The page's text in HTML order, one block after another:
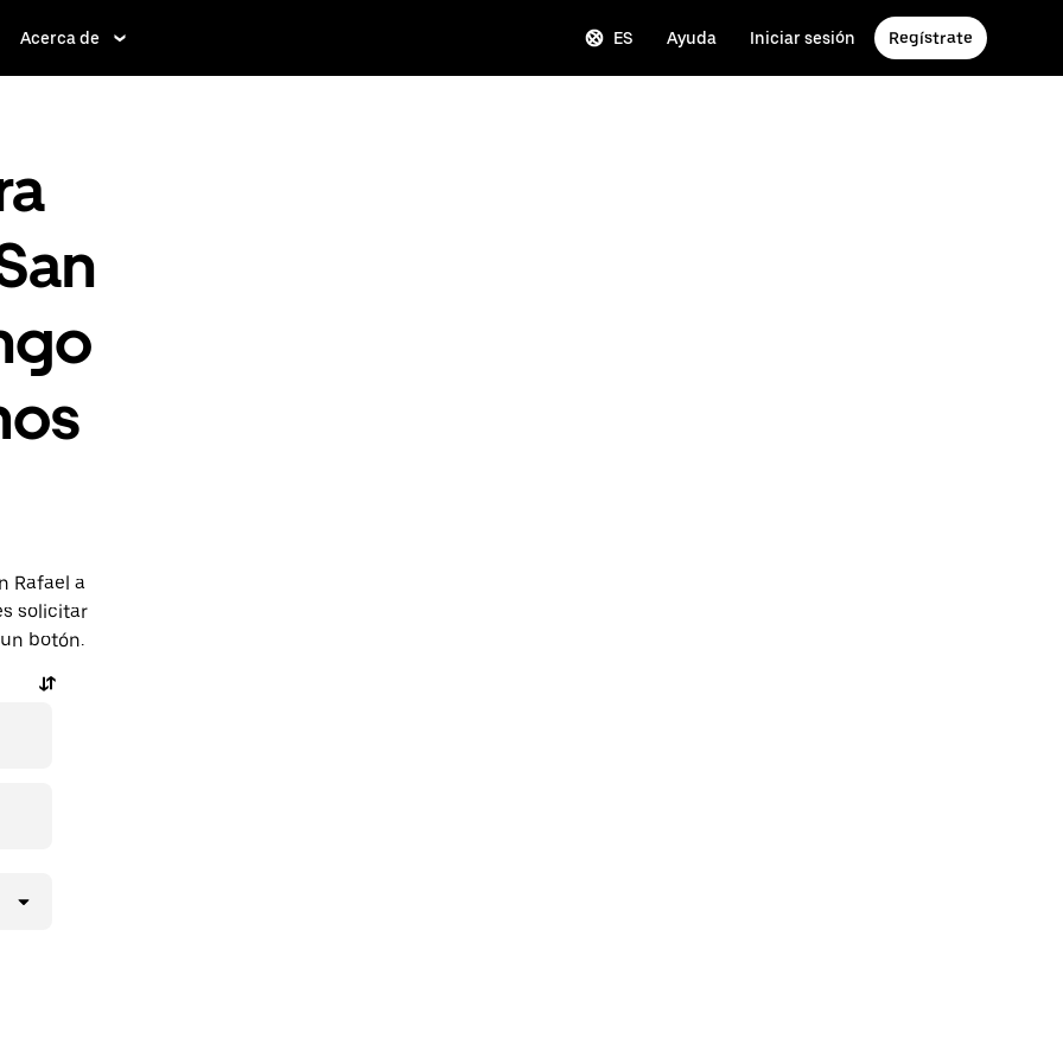
Acerca de ES Ayuda Iniciar sesión Regístrate
Rafael a
solicitar
botón.